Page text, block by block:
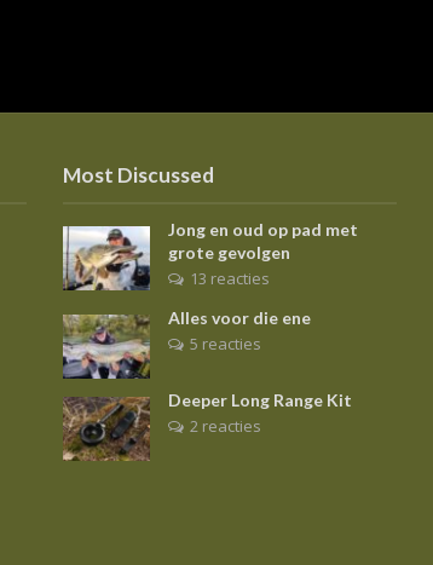
Most Discussed
Jong en oud op pad met
grote gevolgen
13 reacties
Alles voor die ene
5 reacties
Deeper Long Range Kit
2 reacties